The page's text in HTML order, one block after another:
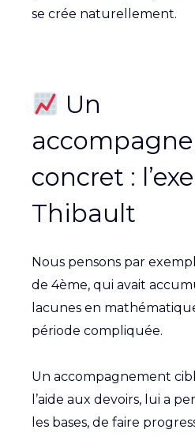
se crée naturellement.
Un
concret :
Thibault
Nous pensons par
de 4ème, qui avait
lacunes en
période compliquée.
Un accompagnement
l’aide aux devoirs, lui a
les bases, de faire